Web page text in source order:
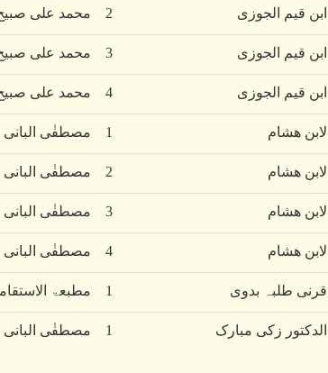
محمد علی صبیح 2 ابن قیم الجوزی
محمد علی صبیح 3 ابن قیم الجوزی
محمد علی صبیح 4 ابن قیم الجوزی
مصطفٰی البانی 1 لابن ھشام
مصطفٰی البانی 2 لابن ھشام
مصطفٰی البانی 3 لابن ھشام
مصطفٰی البانی 4 لابن ھشام
مطبعۃ 1 قرنی طلبہ بدوی
مصطفٰی البانی 1 الدکتور زکی مبارک